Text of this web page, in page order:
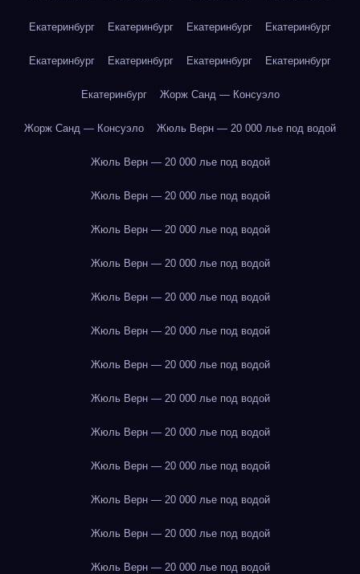
Екатеринбург Екатеринбург Екатеринбург Екатеринбург
Екатеринбург Екатеринбург Екатеринбург Екатеринбург
Екатеринбург Жорж Санд — Консуэло
Жорж Санд — Консуэло Жюль Верн — 20 000 лье под водой
Жюль Верн — 20 000 лье под водой
Жюль Верн — 20 000 лье под водой
Жюль Верн — 20 000 лье под водой
Жюль Верн — 20 000 лье под водой
Жюль Верн — 20 000 лье под водой
Жюль Верн — 20 000 лье под водой
Жюль Верн — 20 000 лье под водой
Жюль Верн — 20 000 лье под водой
Жюль Верн — 20 000 лье под водой
Жюль Верн — 20 000 лье под водой
Жюль Верн — 20 000 лье под водой
Жюль Верн — 20 000 лье под водой
Жюль Верн — 20 000 лье под водой